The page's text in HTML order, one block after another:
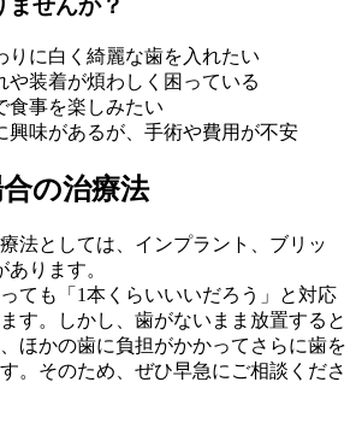
ませんか？
りに白く綺麗な歯を入れたい
や装着が煩わしく困っている
食事を楽しみたい
興味があるが、手術や費用が不安
の治療法
法としては、インプラント、ブリッ
ります。
ても「1本くらいいいだろう」と対応
す。しかし、歯がないまま放置すると
ほかの歯に負担がかかってさらに歯を
。そのため、ぜひ早急にご相談くださ